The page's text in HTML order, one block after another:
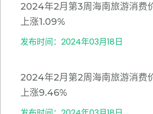
2024年2月第3周海南旅游消费
上涨1.09%
发布时间：2024年03月18日
2024年2月第2周海南旅游消费
上涨9.46%